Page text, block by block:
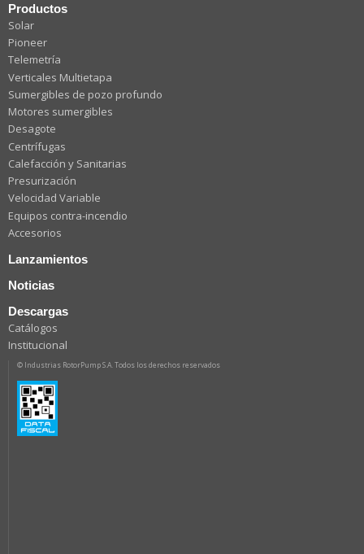
Productos
Solar
Pioneer
Telemetría
Verticales Multietapa
Sumergibles de pozo profundo
Motores sumergibles
Desagote
Centrífugas
Calefacción y Sanitarias
Presurización
Velocidad Variable
Equipos contra-incendio
Accesorios
Lanzamientos
Noticias
Descargas
Catálogos
Institucional
© Industrias RotorPump S.A. Todos los derechos reservados